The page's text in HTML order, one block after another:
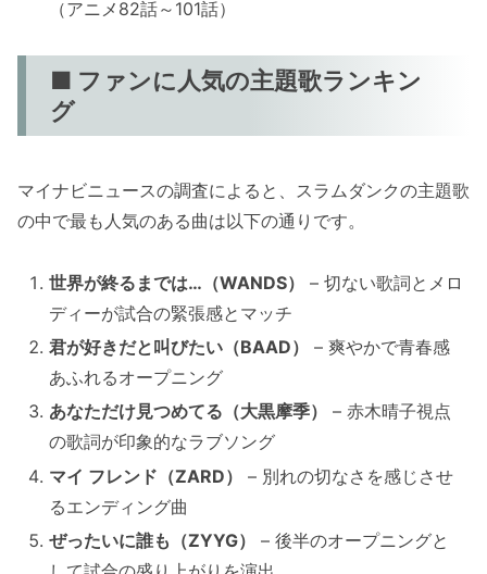
（アニメ82話～101話）
■ ファンに人気の主題歌ランキン
グ
マイナビニュースの調査によると、スラムダンクの主題歌
の中で最も人気のある曲は以下の通りです。
世界が終るまでは…（WANDS）
– 切ない歌詞とメロ
ディーが試合の緊張感とマッチ
君が好きだと叫びたい（BAAD）
– 爽やかで青春感
あふれるオープニング
あなただけ見つめてる（大黒摩季）
– 赤木晴子視点
の歌詞が印象的なラブソング
マイ フレンド（ZARD）
– 別れの切なさを感じさせ
るエンディング曲
ぜったいに誰も（ZYYG）
– 後半のオープニングと